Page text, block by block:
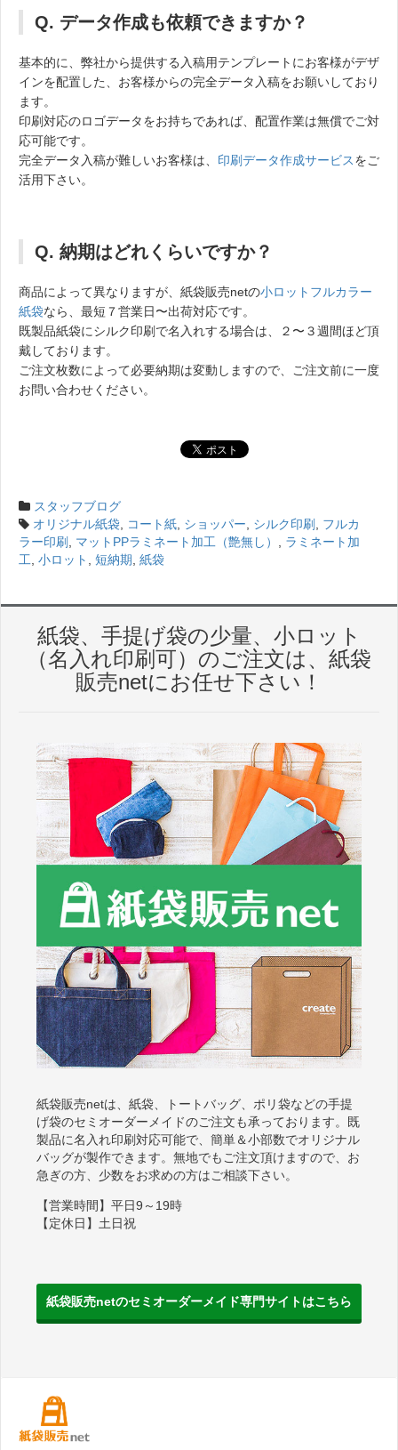
Q. データ作成も依頼できますか？
基本的に、弊社から提供する入稿用テンプレートにお客様がデザ
インを配置した、お客様からの完全データ入稿をお願いしており
ます。
印刷対応のロゴデータをお持ちであれば、配置作業は無償でご対
応可能です。
完全データ入稿が難しいお客様は、 印刷データ作成サービスをご
活用下さい。
Q. 納期はどれくらいですか？
商品によって異なりますが、紙袋販売netの小ロットフルカラー
紙袋なら、最短７営業日〜出荷対応です。
既製品紙袋にシルク印刷で名入れする場合は、２〜３週間ほど頂
戴しております。
ご注文枚数によって必要納期は変動しますので、ご注文前に一度
お問い合わせください。
スタッフブログ
オリジナル紙袋, コート紙, ショッパー, シルク印刷 , フルカ
ラー印刷 , マットPPラミネート加工（艶無し） , ラミネート加
工, 小ロット , 短納期, 紙袋
紙袋、手提げ袋の少量、小ロット
（名入れ印刷可）のご注文は、紙袋
販売netにお任せ下さい！
紙袋販売netは、紙袋、トートバッグ、ポリ袋などの手提
げ袋のセミオーダーメイドのご注文も承っております。既
製品に名入れ印刷対応可能で、簡単＆小部数でオリジナル
バッグが製作できます。無地でもご注文頂けますので、お
急ぎの方、少数をお求めの方はご相談下さい。
【営業時間】平日9～19時
【定休日】土日祝
紙袋販売netのセミオーダーメイド専門サイトはこちら